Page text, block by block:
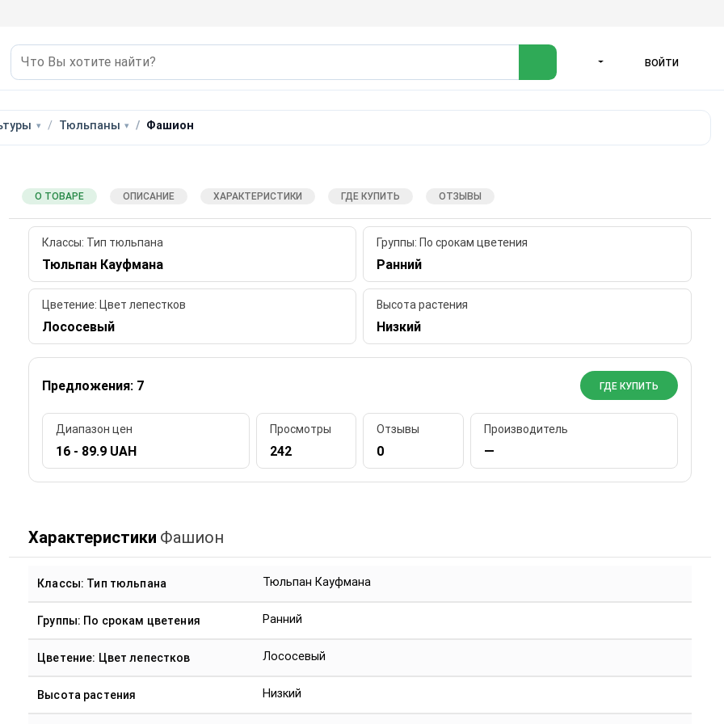
ВОЙТИ
Тюльпаны Фашион
О ТОВАРЕ ОПИСАНИЕ ХАРАКТЕРИСТИКИ ГДЕ КУПИТЬ ОТЗЫВЫ
Классы: Тип тюльпана
Тюльпан Кауфмана
Группы: По срокам цветения
Ранний
Цветение: Цвет лепестков
Лососевый
Высота растения
Низкий
Предложения: 7 ГДЕ КУПИТЬ
Диапазон цен
16 - 89.9 UAH
Просмотры
242
Отзывы
0
Производитель
—
Характеристики Фашион
Классы: Тип тюльпана Тюльпан Кауфмана
Группы: По срокам цветения Ранний
Цветение: Цвет лепестков Лососевый
Высота растения Низкий